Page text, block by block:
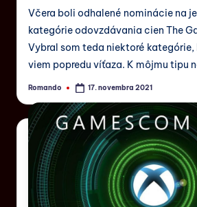
Včera boli odhalené nominácie na
kategórie odovzdávania cien The
Vybral som teda niektoré kategórie,
viem popredu víťaza. K môjmu tipu
Romando 17. novembra 2021